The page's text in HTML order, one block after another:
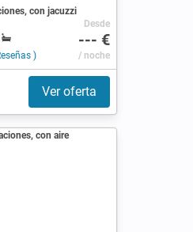
con jacuzzi
)
Desde
--- €
/ noche
Ver oferta